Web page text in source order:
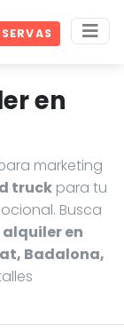
en
marketing
truck para tu
Busca
en
Badalona,